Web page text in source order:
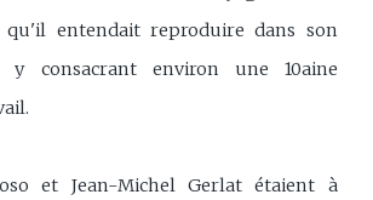
qu'il entendait reproduire dans son
y consacrant environ une 10aine
et Jean-Michel Gerlat étaient à